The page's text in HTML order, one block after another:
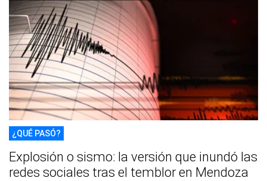
¿QUÉ PASÓ?
Explosión o sismo: la versión que inundó las
redes sociales tras el temblor en Mendoza